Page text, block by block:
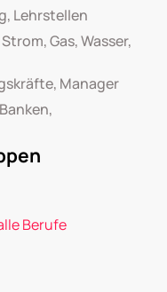
Lehrstellen
Gas, Wasser,
Manager
Berufe